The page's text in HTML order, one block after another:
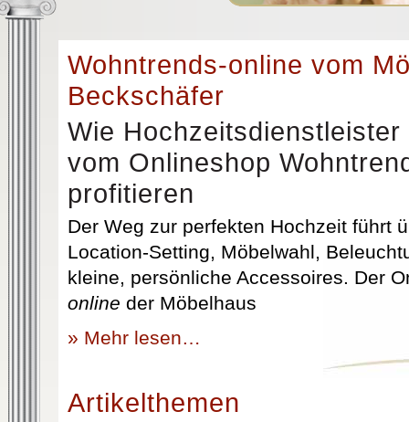
Wohntrends-online vom
Beckschäfer
Wie
vom Onlineshop
profitieren
Der Weg zur perfekten Hochzeit führt
Location-Setting, Möbelwahl,
kleine, persönliche Accessoires. Der
online der Möbelhaus
» Mehr lesen…
Artikelthemen